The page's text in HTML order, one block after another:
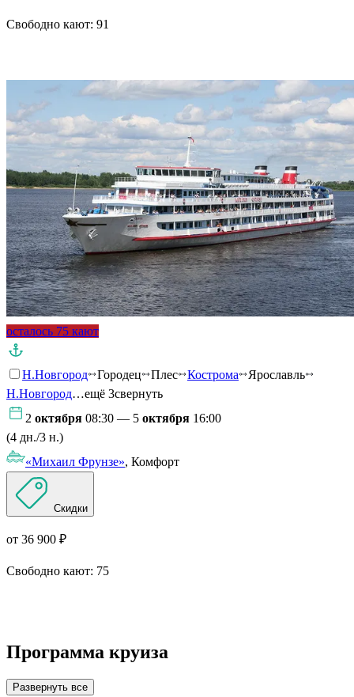
Свободно кают: 91
осталось 75 кают
Н.Новгород Городец Плес Кострома
Ярославль
Н.Новгород…ещё 3свернуть
2 октября 08:30 — 5 октября 16:00
(4 дн./3 н.)
«Михаил Фрунзе», Комфорт
Скидки
от 36 900 ₽
Свободно кают: 75
Программа круиза
Развернуть все